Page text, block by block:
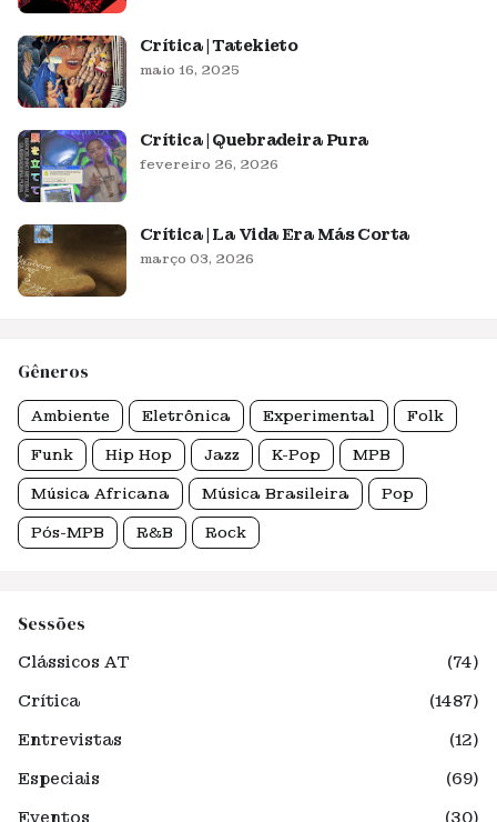
Crítica | Tatekieto
maio 16, 2025
Crítica | Quebradeira Pura
fevereiro 26, 2026
Crítica | La Vida Era Más Corta
março 03, 2026
Gêneros
Ambiente Eletrônica Experimental Folk
Funk Hip Hop Jazz K-Pop MPB
Música Africana Música Brasileira Pop
Pós-MPB R&B Rock
Sessões
Clássicos AT
(74)
Crítica
(1487)
Entrevistas
(12)
Especiais
(69)
Eventos
(30)